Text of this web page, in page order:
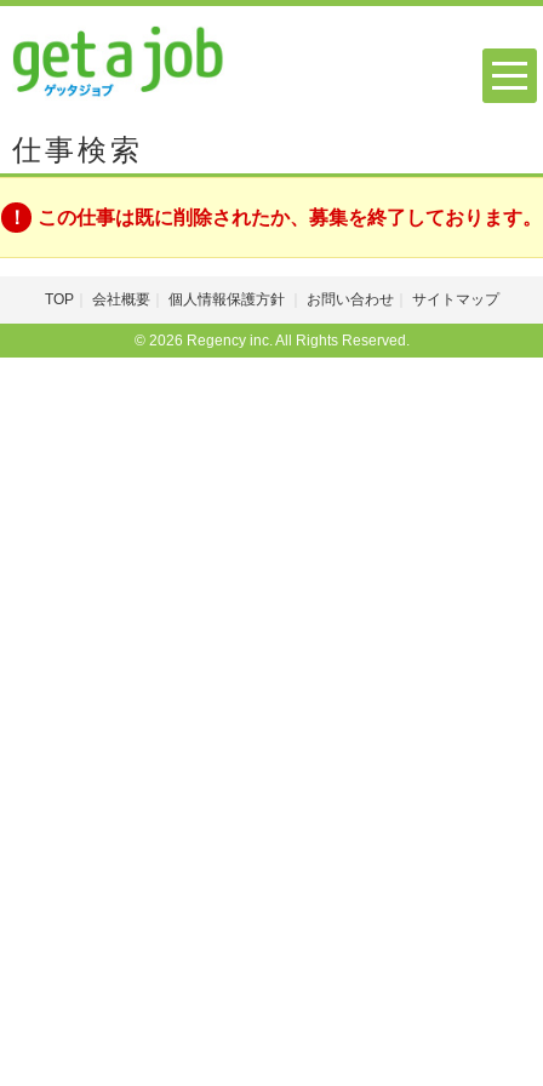
仕事検索
この仕事は既に削除されたか、募集を終了しております。
TOP 会社概要 個人情報保護方針 お問い合わせ サイトマップ
© 2026 Regency inc. All Rights Reserved.